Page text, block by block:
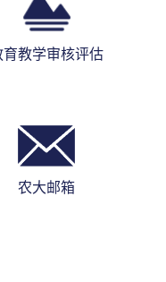
育教学审核评估
农大邮箱